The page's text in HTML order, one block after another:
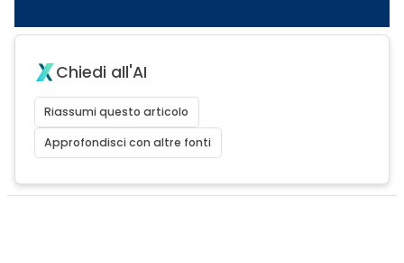
Chiedi all'AI
Riassumi questo articolo
Approfondisci con altre fonti